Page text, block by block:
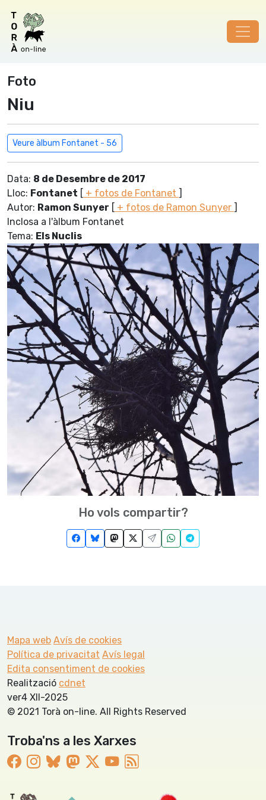
Foto
Niu
Veure àlbum Fontanet - 56
Data: 8 de Desembre de 2017
Lloc: Fontanet [ + fotos de Fontanet ]
Autor: Ramon Sunyer [ + fotos de Ramon Sunyer ]
Inclosa a l'àlbum Fontanet
Tema: Els Nuclis
Ho vols compartir?
Mapa web Avís de cookies
Política de privacitat Avís legal
Edita consentiment de cookies
Realització cdnet
ver4 XII-2025
© 2021 Torà on-line. All Rights Reserved
Troba'ns a les Xarxes